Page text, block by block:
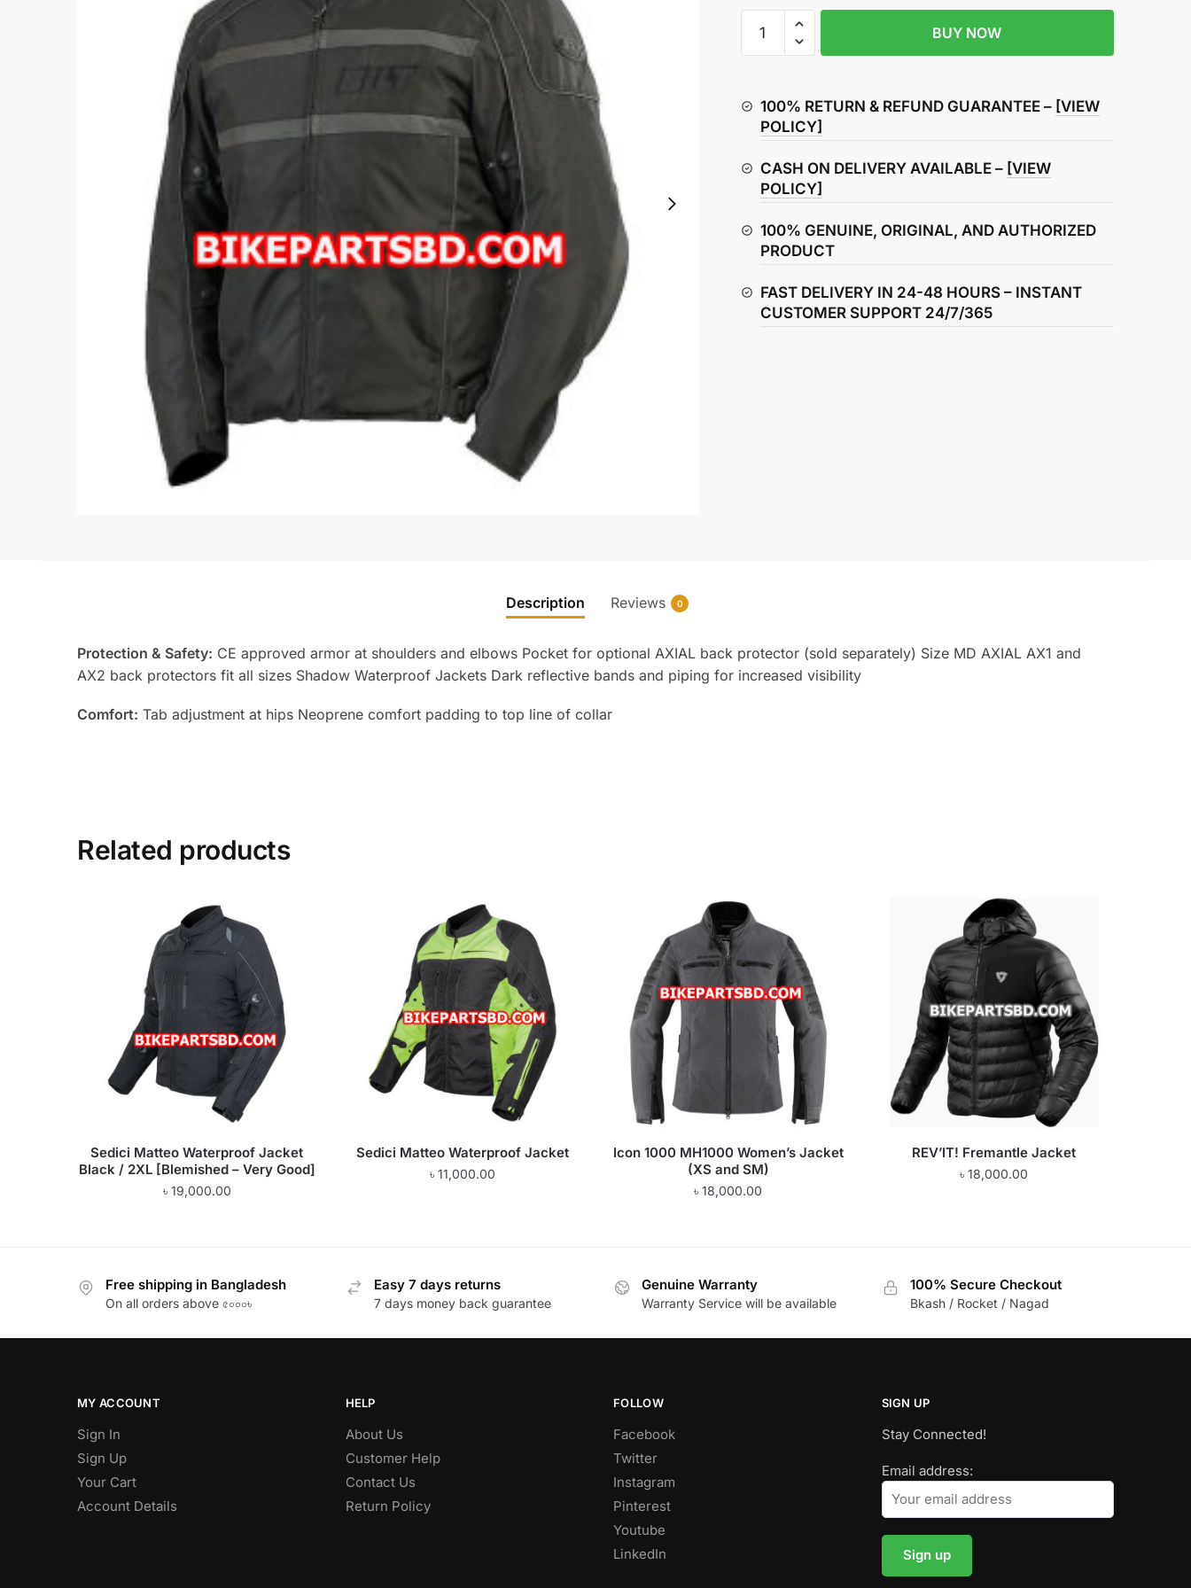
Shadow
quantity
BUY NOW
100% RETURN & REFUND GUARANTEE – [VIEW
POLICY]
CASH ON DELIVERY AVAILABLE – [VIEW
POLICY]
100% GENUINE, ORIGINAL, AND AUTHORIZED
PRODUCT
FAST DELIVERY IN 24-48 HOURS – INSTANT
CUSTOMER SUPPORT 24/7/365
Description Reviews 0
Protection & Safety: CE approved armor at shoulders and elbows Pocket for optional AXIAL back protector (sold separately) Size MD AXIAL AX1 and
AX2 back protectors fit all sizes Shadow Waterproof Jackets Dark reflective bands and piping for increased visibility
Comfort: Tab adjustment at hips Neoprene comfort padding to top line of collar
Related products
Sedici Matteo Waterproof Jacket
Black / 2XL [Blemished – Very Good]
৳ 19,000.00
Sedici Matteo Waterproof Jacket
৳ 11,000.00
Icon 1000 MH1000 Women’s Jacket
(XS and SM)
৳18,000.00
REV’IT! Fremantle Jacket
৳18,000.00
Free shipping in Bangladesh
On all orders above ৫০০০৳
Easy 7 days returns
7 days money back guarantee
Genuine Warranty
Warranty Service will be available
100% Secure Checkout
Bkash / Rocket / Nagad
MY ACCOUNT
Sign In
Sign Up
Your Cart
Account Details
HELP
About Us
Customer Help
Contact Us
Return Policy
FOLLOW
Facebook
Twitter
Instagram
Pinterest
Youtube
LinkedIn
SIGN UP
Stay Connected!
Email address: